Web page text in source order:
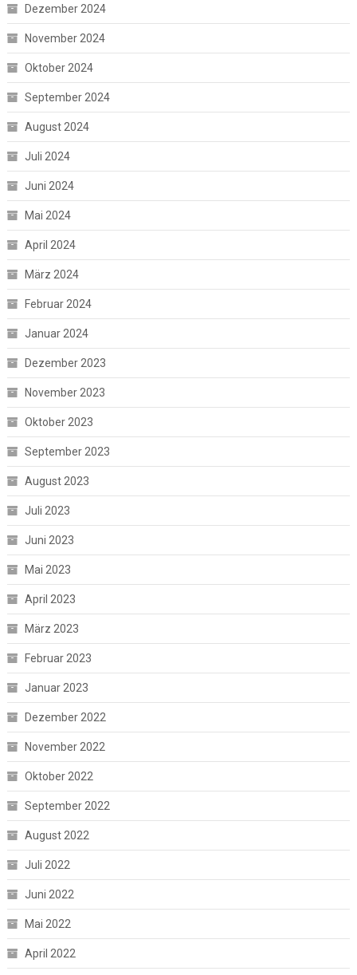
Dezember 2024
November 2024
Oktober 2024
September 2024
August 2024
Juli 2024
Juni 2024
Mai 2024
April 2024
März 2024
Februar 2024
Januar 2024
Dezember 2023
November 2023
Oktober 2023
September 2023
August 2023
Juli 2023
Juni 2023
Mai 2023
April 2023
März 2023
Februar 2023
Januar 2023
Dezember 2022
November 2022
Oktober 2022
September 2022
August 2022
Juli 2022
Juni 2022
Mai 2022
April 2022